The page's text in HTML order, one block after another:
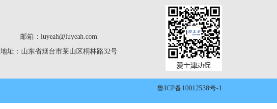
邮箱：luyeah@luyeah.com
地址：山东省烟台市莱山区桐林路32号
鲁ICP备10012538号-1